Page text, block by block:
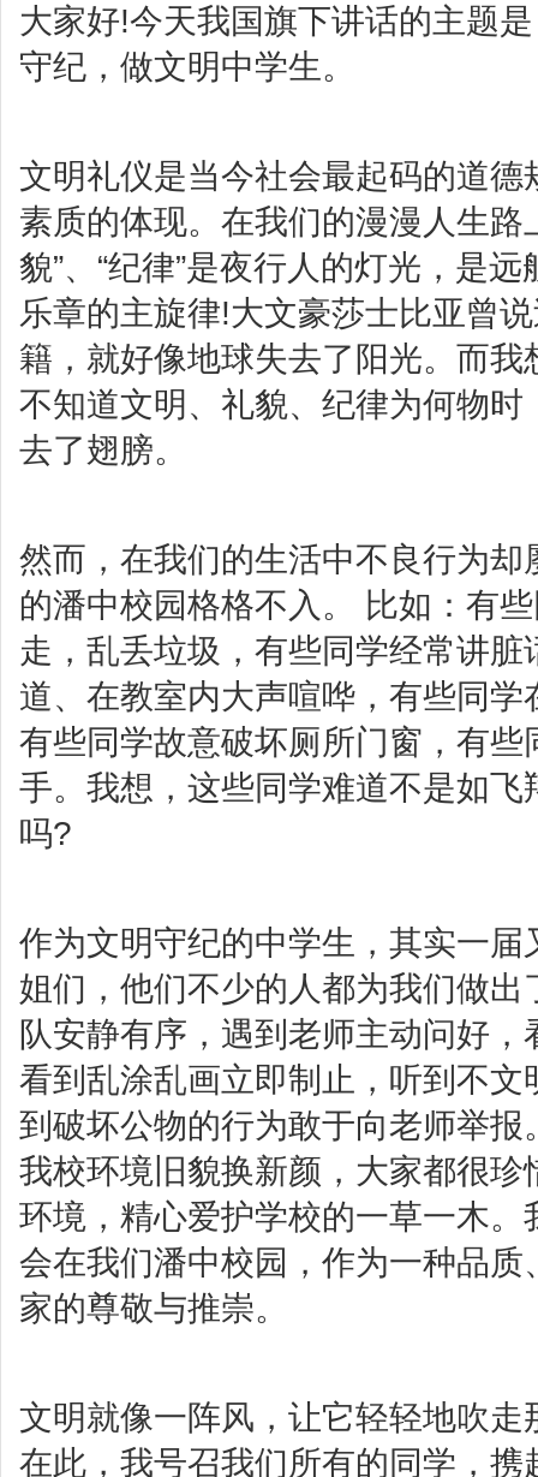
大家好!今天我国旗下讲话的主题
守纪，做文明中学生。
文明礼仪是当今社会最起码的道德
素质的体现。在我们的漫漫人生路
貌”、“纪律”是夜行人的灯光，是
乐章的主旋律!大文豪莎士比亚曾
籍，就好像地球失去了阳光。而
不知道文明、礼貌、纪律为何物时
去了翅膀。
然而，在我们的生活中不良行为却
的潘中校园格格不入。 比如：有
走，乱丢垃圾，有些同学经常讲脏
道、在教室内大声喧哗，有些同
有些同学故意破坏厕所门窗，有些
手。我想，这些同学难道不是如飞
吗?
作为文明守纪的中学生，其实一届
姐们，他们不少的人都为我们做
队安静有序，遇到老师主动问好
看到乱涂乱画立即制止，听到不文
到破坏公物的行为敢于向老师举报
我校环境旧貌换新颜，大家都很珍
环境，精心爱护学校的一草一木。
会在我们潘中校园，作为一种品质
家的尊敬与推崇。
文明就像一阵风，让它轻轻地吹
在此，我号召我们所有的同学，携